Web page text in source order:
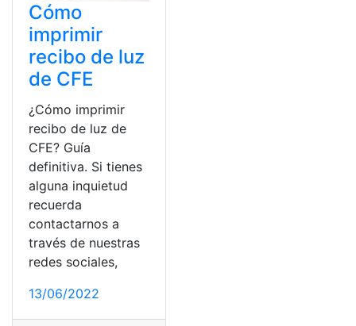
Cómo
imprimir
recibo de luz
de CFE
¿Cómo imprimir
recibo de luz de
CFE? Guía
definitiva. Si tienes
alguna inquietud
recuerda
contactarnos a
través de nuestras
redes sociales,
13/06/2022